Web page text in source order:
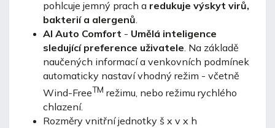
pohlcuje jemný prach a redukuje výskyt virů,
bakterií a alergenů
AI Auto Comfort - Umělá inteligence
sledující preference uživatele . Na základě
naučených informací a venkovních podmínek
automaticky nastaví vhodný režim - včetně
Wind-FreeTM režimu, nebo režimu rychlého
chlazení.
Rozměry vnitřní jednotky š x v x h